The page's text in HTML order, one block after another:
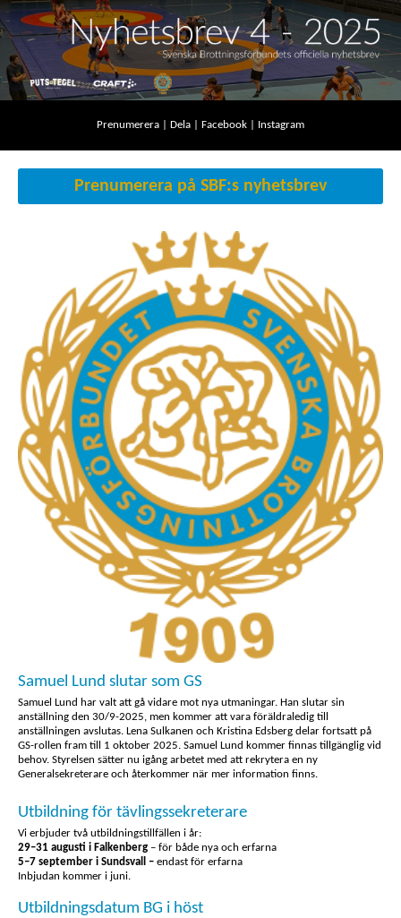
Prenumerera Dela Facebook Instagram
Prenumerera på SBF:s nyhetsbrev
Samuel Lund slutar som GS
Samuel Lund har valt att gå vidare mot nya utmaningar. Han slutar sin
anställning den 30/9-2025, men kommer att vara föräldraledig till
anställningen avslutas. Lena Sulkanen och Kristina Edsberg delar fortsatt på
GS-rollen fram till 1 oktober 2025. Samuel Lund kommer finnas tillgänglig vid
behov. Styrelsen sätter nu igång arbetet med att rekrytera en ny
Generalsekreterare och återkommer när mer information finns.
Utbildning för tävlingssekreterare
Vi erbjuder två utbildningstillfällen i år:
29–31 augusti i Falkenberg – för både nya och erfarna
5–7 september i Sundsvall – endast för erfarna
Inbjudan kommer i juni.
Utbildningsdatum BG i höst